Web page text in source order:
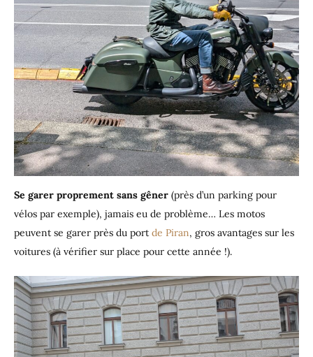
Se garer proprement sans gêner (près d’un parking pour
vélos par exemple), jamais eu de problème… Les motos
peuvent se garer près du port de Piran, gros avantages sur les
voitures (à vérifier sur place pour cette année !).